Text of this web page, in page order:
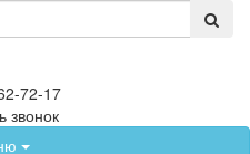
72-17
звонок